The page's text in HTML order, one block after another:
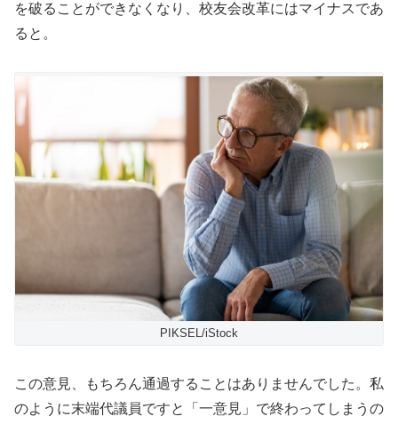
を破ることができなくなり、校友会改革にはマイナスであ
ると。
PIKSEL/iStock
この意見、もちろん通過することはありませんでした。私
のように末端代議員ですと「一意見」で終わってしまうの